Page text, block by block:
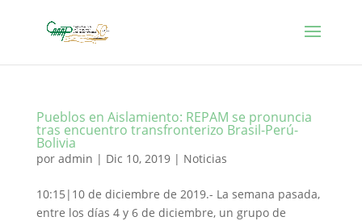
Pueblos en Aislamiento: REPAM se pronuncia
tras encuentro transfronterizo Brasil-Perú-
Bolivia
por admin | Dic 10, 2019| Noticias
10:15|10 de diciembre de 2019.- La semana pasada,
entre los días 4 y 6 de diciembre, un grupo de